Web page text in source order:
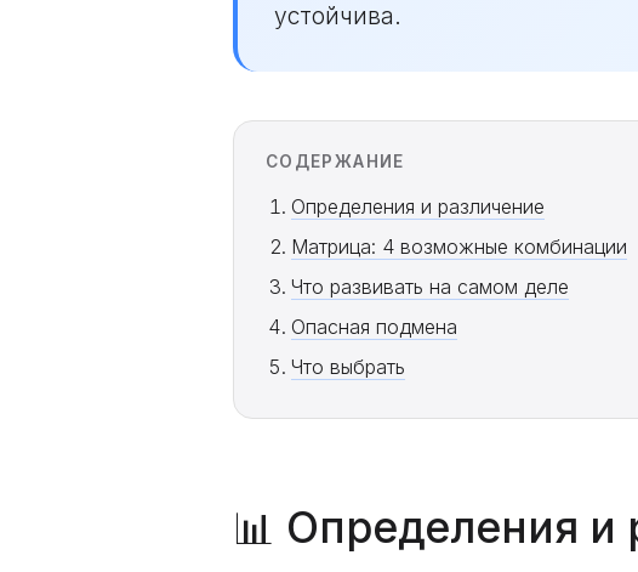
устойчива.
СОДЕРЖАНИЕ
Определения и различение
Матрица: 4 возможные комбинации
Что развивать на самом деле
Опасная подмена
Что выбрать
📊 Определения и